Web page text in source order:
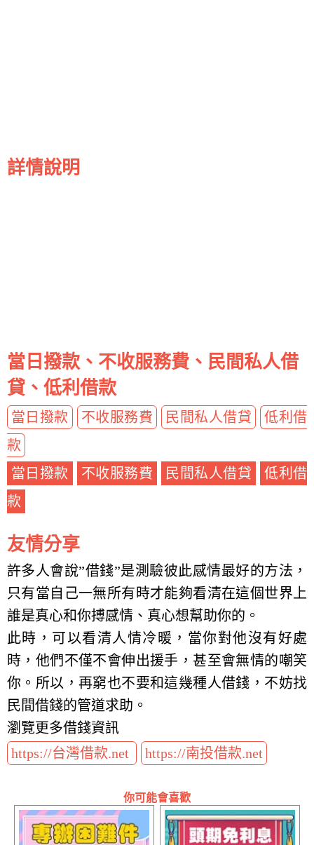
詳情說明
當日撥款、不收服務費、民間私人借
貸、低利借款
當日撥款 不收服務費 民間私人借貸
低利借
款
當日撥款
不收服務費 民間私人借貸
低利借
款
友情分享
許多人會說”借錢”是測驗彼此感情最好的方法，
只有當自己一無所有時才能夠看清在這個世界上
誰是真心和你搏感情、真心想幫助你的。
此時，可以看清人情冷暖，當你對他沒有好處
時，他們不僅不會伸出援手，甚至會無情的嘲笑
你。所以，再窮也不要和這幾種人借錢，不妨找
民間借錢的管道求助。
瀏覽更多借錢資訊
https://台灣借款.net
https://南投借款.net
你可能會喜歡